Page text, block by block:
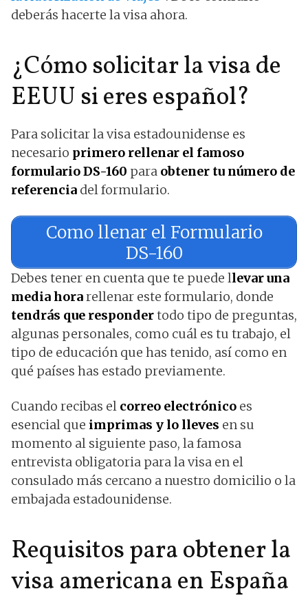
deberás hacerte la visa ahora.
¿Cómo solicitar la visa de
EEUU si eres español?
Para solicitar la visa estadounidense es
necesario primero rellenar el famoso
formulario DS-160 para obtener tu número de
referencia del formulario.
Como llenar el Formulario
DS-160
Debes tener en cuenta que te puede llevar una
media horarellenar este formulario, donde
tendrás que respondertodo tipo de preguntas,
algunas personales, como cuál es tu trabajo, el
tipo de educación que has tenido, así como en
qué países has estado previamente.
Cuando recibas el correo electrónico es
esencial que imprimas y lo lleves en su
momento al siguiente paso, la famosa
entrevista obligatoria para la visa en el
consulado más cercano a nuestro domicilio o la
embajada estadounidense.
Requisitos para obtener la
visa americana en España